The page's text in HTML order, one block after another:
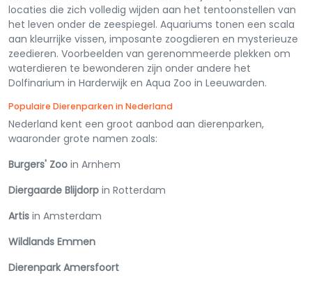
locaties die zich volledig wijden aan het tentoonstellen van
het leven onder de zeespiegel. Aquariums tonen een scala
aan kleurrijke vissen, imposante zoogdieren en mysterieuze
zeedieren. Voorbeelden van gerenommeerde plekken om
waterdieren te bewonderen zijn onder andere het
Dolfinarium in Harderwijk en Aqua Zoo in Leeuwarden.
Populaire Dierenparken in Nederland
Nederland kent een groot aanbod aan dierenparken,
waaronder grote namen zoals:
Burgers' Zoo in Arnhem
Diergaarde Blijdorp in Rotterdam
Artis in Amsterdam
Wildlands Emmen
Dierenpark Amersfoort